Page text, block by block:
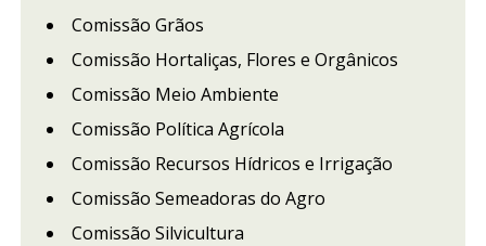
Comissão Grãos
Comissão Hortaliças, Flores e Orgânicos
Comissão Meio Ambiente
Comissão Política Agrícola
Comissão Recursos Hídricos e Irrigação
Comissão Semeadoras do Agro
Comissão Silvicultura